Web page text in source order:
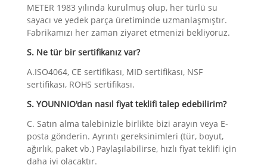
METER 1983 yılında kurulmuş olup, her türlü su
sayacı ve yedek parça üretiminde uzmanlaşmıştır.
Fabrikamızı her zaman ziyaret etmenizi bekliyoruz.
S. Ne tür bir sertifikanız var?
A.ISO4064, CE sertifikası, MID sertifikası, NSF
sertifikası, ROHS sertifikası.
S. YOUNNIO'dan nasıl fiyat teklifi talep edebilirim?
C. Satın alma talebinizle birlikte bizi arayın veya E-
posta gönderin. Ayrıntı gereksinimleri (tür, boyut,
ağırlık, paket vb.) Paylaşılabilirse, hızlı fiyat teklifi için
daha iyi olacaktır.